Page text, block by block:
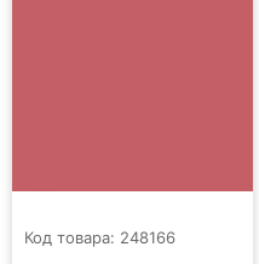
Код товара: 248166